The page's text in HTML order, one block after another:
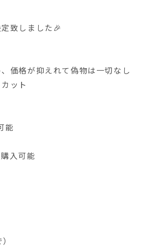
致しました🎉
価格が抑えれて偽物は一切なし
ット
能
入可能